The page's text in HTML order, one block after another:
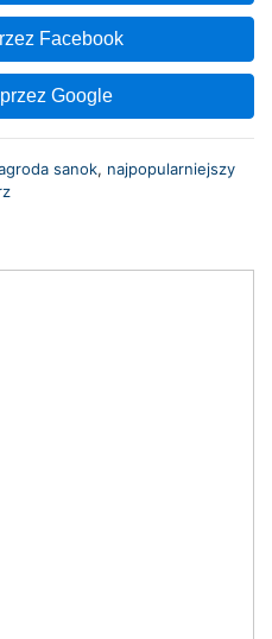
Facebook
Google
sanok, najpopularniejszy